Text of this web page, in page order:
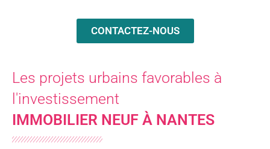
CONTACTEZ-NOUS
Les projets urbains favorables à
l'investissement
IMMOBILIER NEUF À NANTES